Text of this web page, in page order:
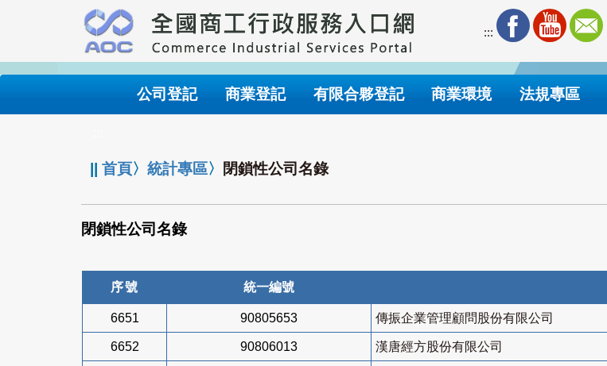
要
內
:::
公司登記 商業登記 有限合夥登記 商業環境 法規專區
||首頁〉統計專區〉 閉鎖性公司名錄
閉鎖性公司名錄
序號 統一編號
6651 90805653 傳振企業管理顧問股份有限公司
6652 90806013 漢唐經方股份有限公司